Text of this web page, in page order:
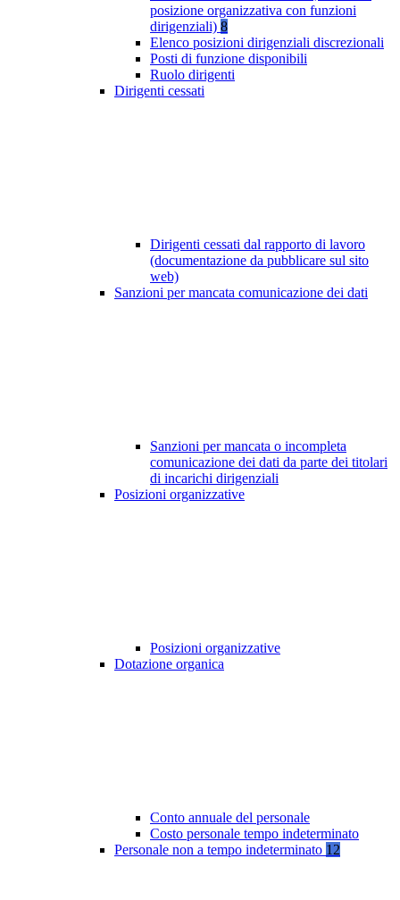
posizione organizzativa con funzioni
dirigenziali) 8
Elenco posizioni dirigenziali discrezionali
Posti di funzione disponibili
Ruolo dirigenti
Dirigenti cessati
Dirigenti cessati dal rapporto di lavoro
(documentazione da pubblicare sul sito
web)
Sanzioni per mancata comunicazione dei dati
Sanzioni per mancata o incompleta
comunicazione dei dati da parte dei titolari
di incarichi dirigenziali
Posizioni organizzative
Posizioni organizzative
Dotazione organica
Conto annuale del personale
Costo personale tempo indeterminato
Personale non a tempo indeterminato 12